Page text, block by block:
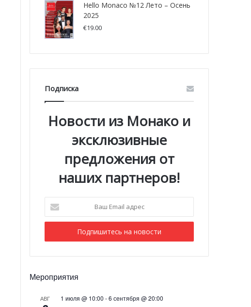
Hello Monaco №12 Лето – Осень
2025
€19.00
Подписка
Новости из Монако и
эксклюзивные
предложения от
наших партнеров!
Email
адрес
Мероприятия
АВГ 1 июля @ 10:00 -6 сентября @ 20:00